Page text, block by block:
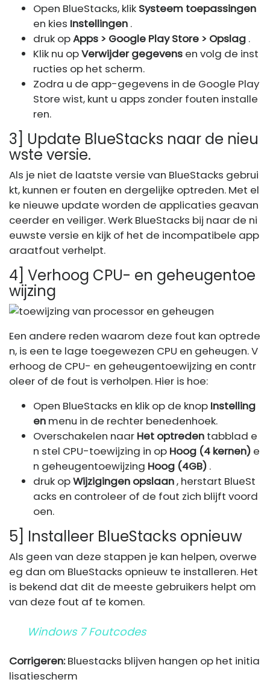
Open BlueStacks, klik Systeem toepassingen
en kies Instellingen .
druk opApps > Google Play Store > Opslag .
Klik nu opVerwijder gegevens en volg de inst
ructies op het scherm.
Zodra u de app-gegevens in de Google Play
Store wist, kunt u apps zonder fouten installe
ren.
3] Update BlueStacks naar de nieu
wste versie.
Als je niet de laatste versie van BlueStacks gebrui
kt, kunnen er fouten en dergelijke optreden. Met el
ke nieuwe update worden de applicaties geavan
ceerder en veiliger. Werk BlueStacks bij naar de ni
euwste versie en kijk of het de incompatibele app
araatfout verhelpt.
4] Verhoog CPU- en geheugentoe
wijzing
Een andere reden waarom deze fout kan optrede
n, is een te lage toegewezen CPU en geheugen. V
erhoog de CPU- en geheugentoewijzing en contr
oleer of de fout is verholpen. Hier is hoe:
Open BlueStacks en klik op de knop Instelling
en menu in de rechter benedenhoek.
Overschakelen naar Het optreden tabblad e
n stel CPU-toewijzing in op Hoog (4 kernen) e
n geheugentoewijzing Hoog (4GB) .
druk opWijzigingen opslaan, herstart BlueSt
acks en controleer of de fout zich blijft voord
oen.
5] Installeer BlueStacks opnieuw
Als geen van deze stappen je kan helpen, overwe
eg dan om BlueStacks opnieuw te installeren. Het
is bekend dat dit de meeste gebruikers helpt om
van deze fout af te komen.
Windows 7 Foutcodes
Corrigeren:Bluestacks blijven hangen op het initia
lisatiescherm